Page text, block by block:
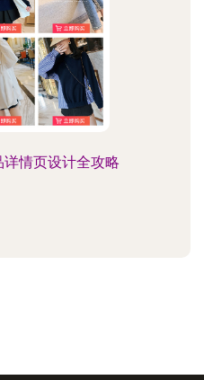
情页设计全攻略